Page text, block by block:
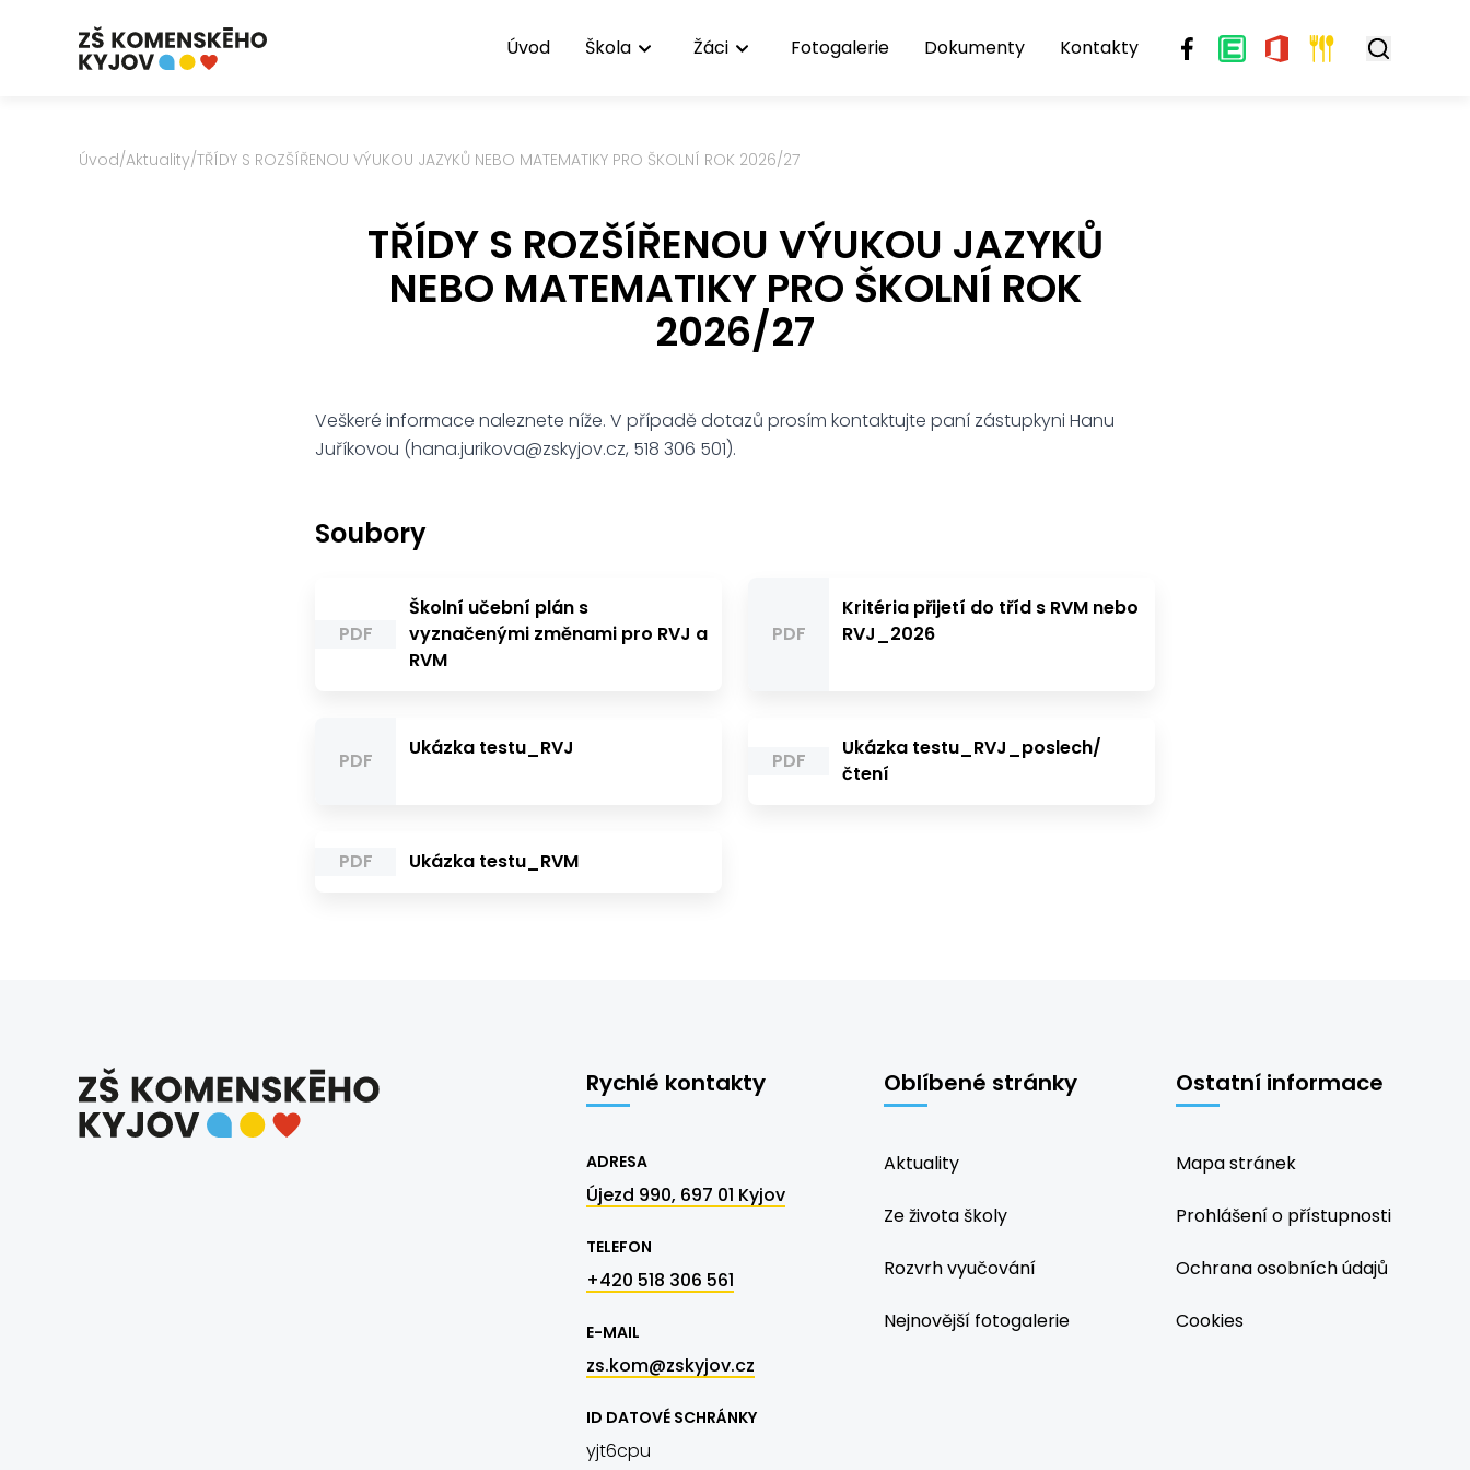
Úvod Škola Žáci Fotogalerie Dokumenty Kontakty
Úvod/Aktuality/TŘÍDY S ROZŠÍŘENOU VÝUKOU JAZYKŮ NEBO MATEMATIKY PRO ŠKOLNÍ ROK 2026/27
TŘÍDY S ROZŠÍŘENOU VÝUKOU JAZYKŮ
NEBO MATEMATIKY PRO ŠKOLNÍ ROK
2026/27
Veškeré informace naleznete níže. V případě dotazů prosím kontaktujte paní zástupkyni Hanu
Juříkovou (hana.jurikova@zskyjov.cz, 518 306 501).
Soubory
PDF
Školní učební plán s
vyznačenými změnami pro RVJ a
RVM
PDF
Kritéria přijetí do tříd s RVM nebo
RVJ_2026
PDF
Ukázka testu_RVJ
PDF
Ukázka testu_RVJ_poslech/
čtení
PDF Ukázka testu_RVM
Rychlé kontakty
ADRESA
Újezd 990, 697 01 Kyjov
TELEFON
+420 518 306 561
E-MAIL
zs.kom@zskyjov.cz
ID DATOVÉ SCHRÁNKY
yjt6cpu
Oblíbené stránky
Aktuality
Ze života školy
Rozvrh vyučování
Nejnovější fotogalerie
Ostatní informace
Mapa stránek
Prohlášení o přístupnosti
Ochrana osobních údajů
Cookies